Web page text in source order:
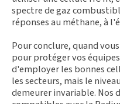
spectre de gaz
réponses au méthane, à
Pour conclure, quand
pour protéger vos
d'employer les bonnes
les secteurs, mais le
demeurer invariable. Nos